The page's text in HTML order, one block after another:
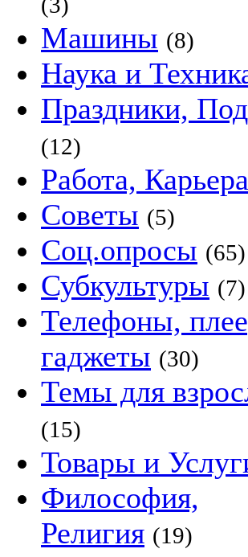
Машины (8)
Наука и
Праздники,
(12)
Работа, Карьера
Советы (5)
Соц.опросы (65)
Субкультуры (7)
Телефоны,
гаджеты (30)
Темы для
(15)
Товары и
Философия,
Религия (19)